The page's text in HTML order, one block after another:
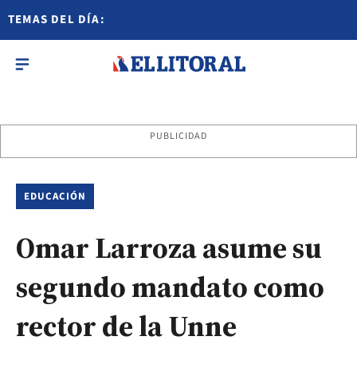
TEMAS DEL DÍA:
PUBLICIDAD
EDUCACIÓN
Omar Larroza asume su
segundo mandato como
rector de la Unne